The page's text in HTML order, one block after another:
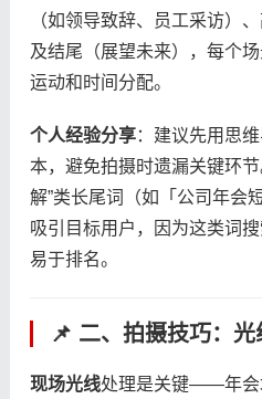
（如领导致辞、员工采访）
及结尾（展望未来），每个
运动和时间分配。
​个人经验分享​：建议先用思
本，避免拍摄时遗漏关键环
解”类长尾词（如「公司年会
吸引目标用户，因为这类词
易于排名。
📌 二、拍摄技巧：
​现场光线​处理是关键——年会